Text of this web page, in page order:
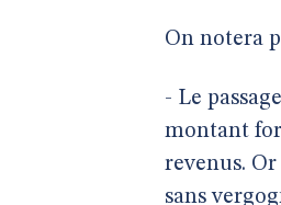
On notera
- Le
montant
revenus.
sans